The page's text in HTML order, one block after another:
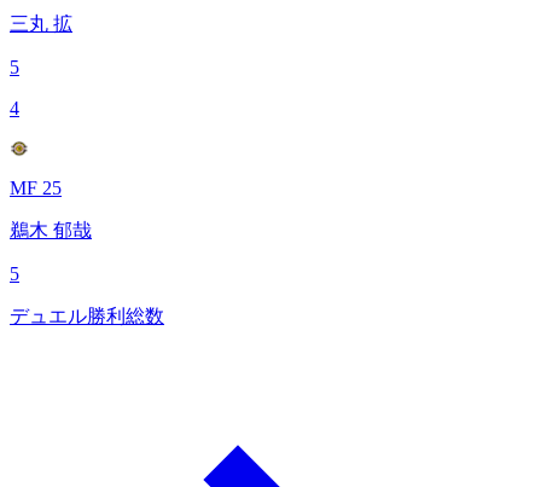
三丸 拡
5
4
MF 25
鵜木 郁哉
5
デュエル勝利総数